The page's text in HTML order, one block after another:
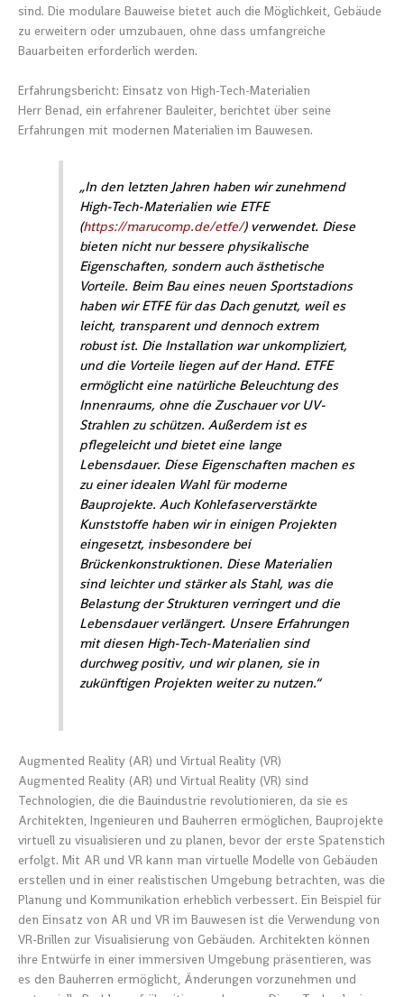
sind. Die modulare Bauweise bietet auch die Möglichkeit, Gebäude
zu erweitern oder umzubauen, ohne dass umfangreiche
Bauarbeiten erforderlich werden.
Erfahrungsbericht: Einsatz von High-Tech-Materialien
Herr Benad, ein erfahrener Bauleiter, berichtet über seine
Erfahrungen mit modernen Materialien im Bauwesen.
„In den letzten Jahren haben wir zunehmend
High-Tech-Materialien wie ETFE
(https://marucomp.de/etfe/) verwendet. Diese
bieten nicht nur bessere physikalische
Eigenschaften, sondern auch ästhetische
Vorteile. Beim Bau eines neuen Sportstadions
haben wir ETFE für das Dach genutzt, weil es
leicht, transparent und dennoch extrem
robust ist. Die Installation war unkompliziert,
und die Vorteile liegen auf der Hand. ETFE
ermöglicht eine natürliche Beleuchtung des
Innenraums, ohne die Zuschauer vor UV-
Strahlen zu schützen. Außerdem ist es
pflegeleicht und bietet eine lange
Lebensdauer. Diese Eigenschaften machen es
zu einer idealen Wahl für moderne
Bauprojekte. Auch Kohlefaserverstärkte
Kunststoffe haben wir in einigen Projekten
eingesetzt, insbesondere bei
Brückenkonstruktionen. Diese Materialien
sind leichter und stärker als Stahl, was die
Belastung der Strukturen verringert und die
Lebensdauer verlängert. Unsere Erfahrungen
mit diesen High-Tech-Materialien sind
durchweg positiv, und wir planen, sie in
zukünftigen Projekten weiter zu nutzen.“
Augmented Reality (AR) und Virtual Reality (VR)
Augmented Reality (AR) und Virtual Reality (VR) sind
Technologien, die die Bauindustrie revolutionieren, da sie es
Architekten, Ingenieuren und Bauherren ermöglichen, Bauprojekte
virtuell zu visualisieren und zu planen, bevor der erste Spatenstich
erfolgt. Mit AR und VR kann man virtuelle Modelle von Gebäuden
erstellen und in einer realistischen Umgebung betrachten, was die
Planung und Kommunikation erheblich verbessert. Ein Beispiel für
den Einsatz von AR und VR im Bauwesen ist die Verwendung von
VR-Brillen zur Visualisierung von Gebäuden. Architekten können
ihre Entwürfe in einer immersiven Umgebung präsentieren, was
es den Bauherren ermöglicht, Änderungen vorzunehmen und